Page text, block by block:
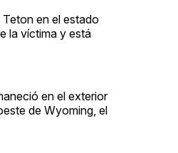
en el estado
la víctima y está
en el exterior
de Wyoming, el